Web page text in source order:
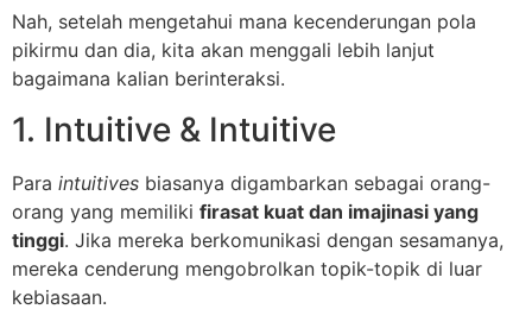
Nah, setelah mengetahui mana kecenderungan pola
pikirmu dan dia, kita akan menggali lebih lanjut
bagaimana kalian berinteraksi.
1. Intuitive & Intuitive
Para intuitives biasanya digambarkan sebagai orang-
orang yang memiliki firasat kuat dan imajinasi yang
tinggi. Jika mereka berkomunikasi dengan sesamanya,
mereka cenderung mengobrolkan topik-topik di luar
kebiasaan.